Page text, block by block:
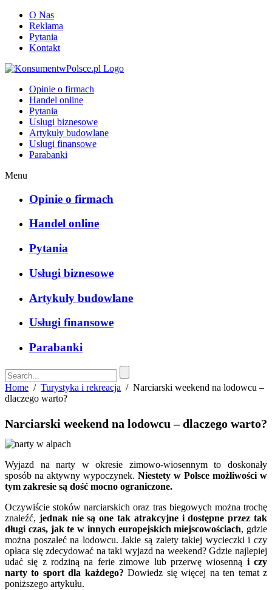
O Nas
Reklama
Pytania
Kontakt
Opinie o firmach
Handel online
Pytania
Usługi biznesowe
Artykuły budowlane
Usługi finansowe
Parabanki
Menu
Opinie o firmach
Handel online
Pytania
Usługi biznesowe
Artykuły budowlane
Usługi finansowe
Parabanki
Home / Turystyka i rekreacja / Narciarski weekend na lodowcu –
dlaczego warto?
Narciarski weekend na lodowcu – dlaczego warto?
Wyjazd na narty w okresie zimowo-wiosennym to doskonały
sposób na aktywny wypoczynek. Niestety w Polsce możliwości w
tym zakresie są dość mocno ograniczone.
Oczywiście stoków narciarskich oraz tras biegowych można trochę
znaleźć, jednak nie są one tak atrakcyjne i dostępne przez tak
długi czas, jak te w innych europejskich miejscowościach, gdzie
można poszaleć na lodowcu. Jakie są zalety takiej wycieczki i czy
opłaca się zdecydować na taki wyjazd na weekend? Gdzie najlepiej
udać się z rodziną na ferie zimowe lub przerwę wiosenną i czy
narty to sport dla każdego? Dowiedz się więcej na ten temat z
poniższego artykułu.